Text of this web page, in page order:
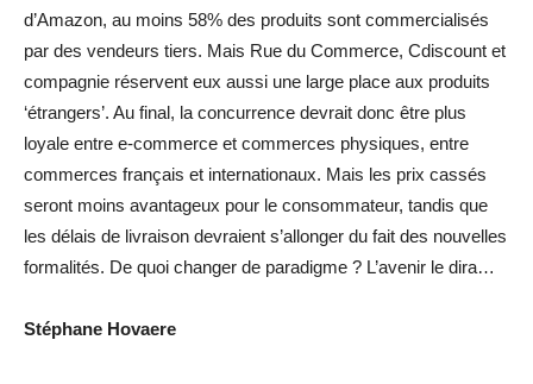
d’Amazon, au moins 58% des produits sont commercialisés
par des vendeurs tiers. Mais Rue du Commerce, Cdiscount et
compagnie réservent eux aussi une large place aux produits
‘étrangers’. Au final, la concurrence devrait donc être plus
loyale entre e-commerce et commerces physiques, entre
commerces français et internationaux. Mais les prix cassés
seront moins avantageux pour le consommateur, tandis que
les délais de livraison devraient s’allonger du fait des nouvelles
formalités. De quoi changer de paradigme ? L’avenir le dira…
Stéphane Hovaere